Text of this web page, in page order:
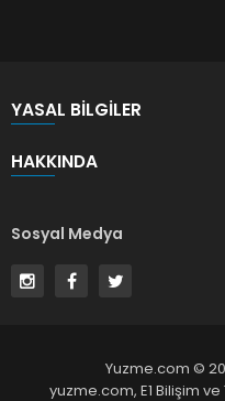
YASAL BILGILER
HAKKINDA
Sosyal Medya
Yuzme.com ©
yuzme.com, E1 Bilişim